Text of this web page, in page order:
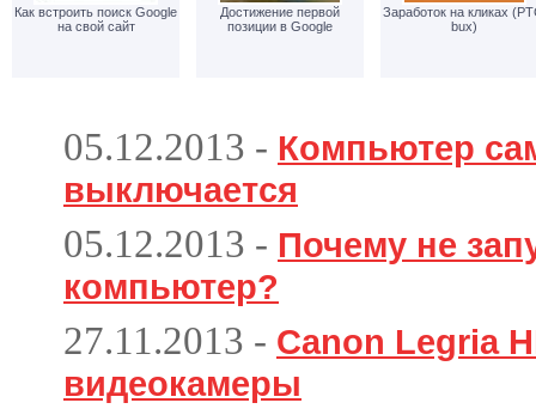
Как встроить поиск Google
на свой сайт
Достижение первой
позиции в Google
Заработок на кликах
bux)
05.12.2013 - Компьютер
выключается
05.12.2013 - Почему не
компьютер?
27.11.2013 - Canon Legria
видеокамеры